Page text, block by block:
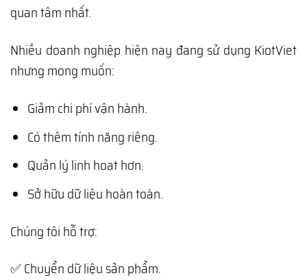
quan tâm nhất.
Nhiều doanh nghiệp hiện nay đang sử dụng KiotViet
nhưng mong muốn:
Giảm chi phí vận hành.
Có thêm tính năng riêng.
Quản lý linh hoạt hơn.
Sở hữu dữ liệu hoàn toàn.
Chúng tôi hỗ trợ:
✅ Chuyển dữ liệu sản phẩm.